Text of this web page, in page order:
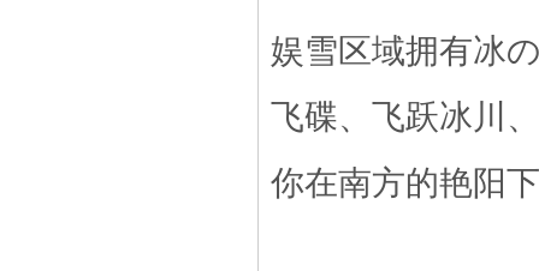
娱雪区域拥有冰
飞碟、飞跃冰川
你在南方的艳阳下